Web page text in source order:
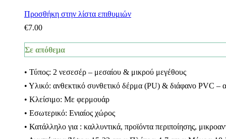
Προσθήκη στην λίστα επιθυμιών
€7.00
Σε απόθεμα
• Τύπος: 2 νεσεσέρ – μεσαίου & μικρού μεγέθους
• Υλικό: ανθεκτικό συνθετικό δέρμα (PU) & διάφανο PVC –
• Κλείσιμο: Με φερμουάρ
• Εσωτερικό: Ενιαίος χώρος
• Κατάλληλο για : καλλυντικά, προϊόντα περιποίησης,